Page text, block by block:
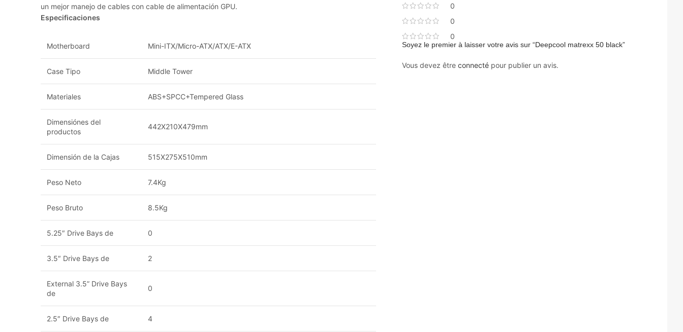
un mejor manejo de cables con cable de alimentación GPU.
Especificaciones
Motherboard Mini-ITX/Micro-ATX/ATX/E-ATX
Case Tipo Middle Tower
Materiales ABS+SPCC+Tempered Glass
Dimensiónes del
productos
442X210X479mm
Dimensión de la Cajas 515X275X510mm
Peso Neto 7.4Kg
Peso Bruto 8.5Kg
5.25″ Drive Bays de 0
3.5″ Drive Bays de 2
External 3.5” Drive Bays
de
0
2.5″ Drive Bays de 4
0
0
0
Soyez le premier à laisser votre avis sur “Deepcool matrexx 50 black”
Vous devez être connectépour publier un avis.